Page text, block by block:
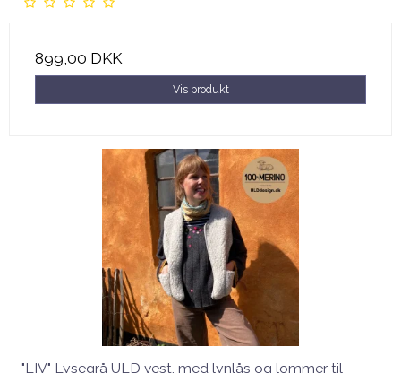
899,00 DKK
Vis produkt
"LIV" Lysegrå ULD vest, med lynlås og lommer til